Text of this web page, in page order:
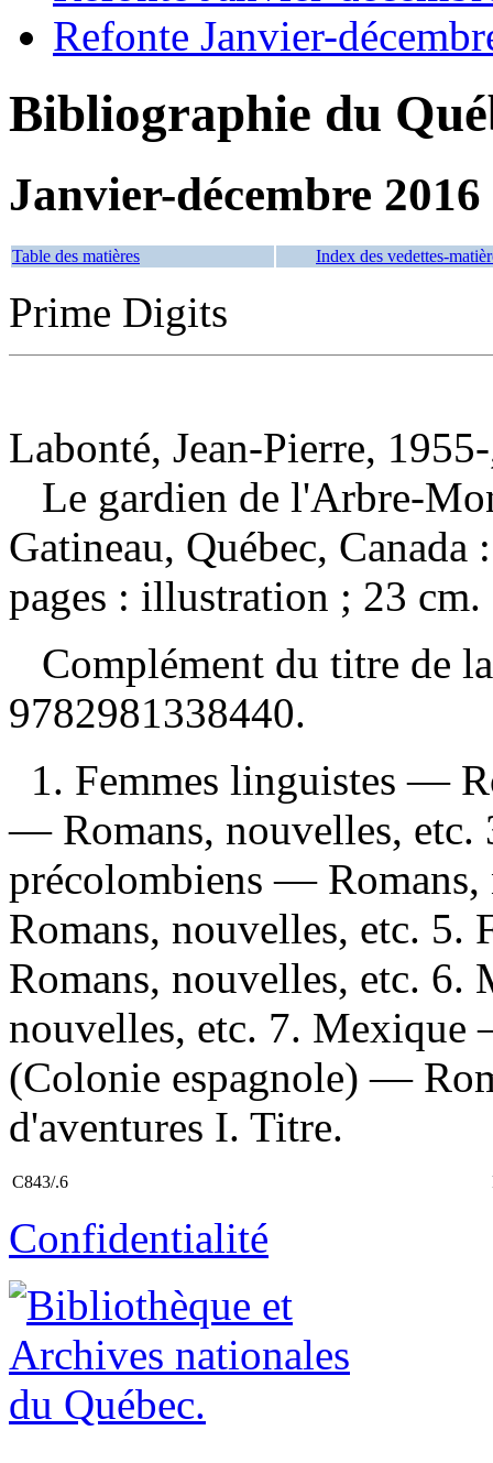
Refonte Janvier-
Bibliographie du
Janvier-décembre 2016
Table des matières Index des vedettes-
Prime Digits
Labonté, Jean-Pierre,
Le gardien de l'Arbre-
Gatineau, Québec,
pages : illustration ; 23 cm.
Complément du titre de
9782981338440.
1. Femmes linguistes —
— Romans, nouvelles, etc.
précolombiens —
Romans, nouvelles, etc.
Romans, nouvelles, etc.
nouvelles, etc. 7.
(Colonie espagnole) —
d'aventures I. Titre.
C843/.6
Confidentialité